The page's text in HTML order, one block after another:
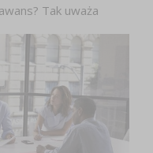
Tak uważa